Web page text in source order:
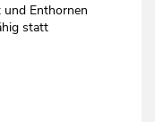
Enthornen
statt